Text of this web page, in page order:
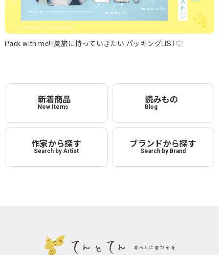
Pack with me!!!夏旅に持っていきたい パッキングLIST♡
新着商品
New Items
読みもの
Blog
作家から探す
Search by Artist
ブランドから探す
Search by Brand